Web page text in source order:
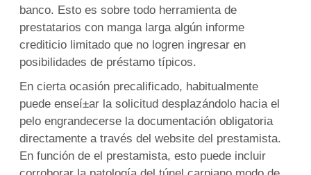
banco. Esto es sobre todo herramienta de
prestatarios con manga larga algún informe
crediticio limitado que no logren ingresar en
posibilidades de préstamo tí­picos.
En cierta ocasión precalificado, habitualmente
puede enseí±ar la solicitud desplazándolo hacia el
pelo engrandecerse la documentación obligatoria
directamente a través del website del prestamista.
En función de el prestamista, esto puede incluir